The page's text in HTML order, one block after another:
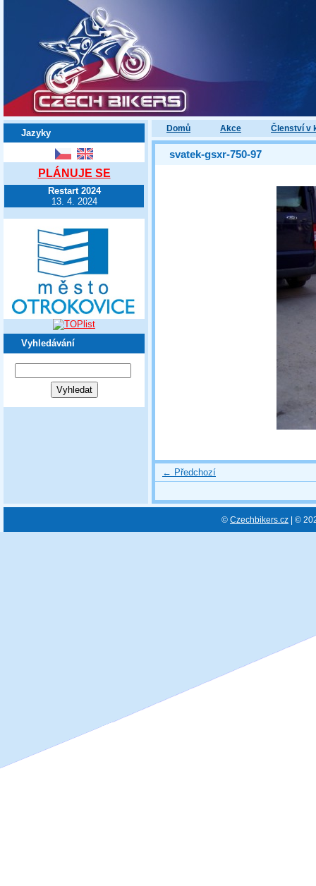
Domů Akce Členství v
Jazyky
PLÁNUJE SE
Restart 2024
13. 4. 2024
Vyhledávání
svatek-gsxr-750-97
← Předchozí
© Czechbikers.cz | ©